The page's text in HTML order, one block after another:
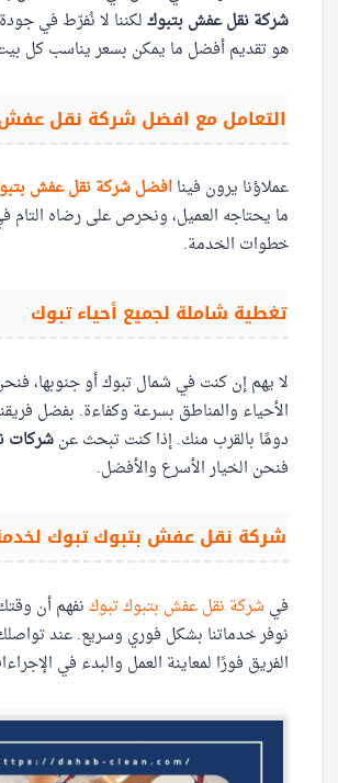
شركة نقل عفش بتبوكلكننا لا نُفرّط في
هو تقديم أفضل ما يمكن بسعر يناسب كل
التعامل مع افضل شركة نقل
عملاؤنا يرون فيناافضل شركة نقل عفش
ما يحتاجه العميل، ونحرص على رضاه
خطوات الخدمة.
تغطية شاملة لجميع أحياء تبوك
لا يهم إن كنت في شمال تبوك أو جنوبها،
الأحياء والمناطق بسرعة وكفاءة. بفضل
دومًا بالقرب منك. إذا كنت تبحث عنشركات
فنحن الخيار الأسرع والأفضل.
شركة نقل عفش بتبوك تبوك
في شركة نقل عفش بتبوك تبوكنفهم أن
نوفر خدماتنا بشكل فوري وسريع. عند
الفريق فورًا لمعاينة العمل والبدء في